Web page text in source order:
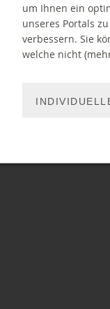
Medientipps
Stadtbibliothek
um Ihnen ein
unseres Portals
verbessern. Sie
welche nicht